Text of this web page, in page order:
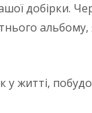
добірки.
альбому,
у житті,